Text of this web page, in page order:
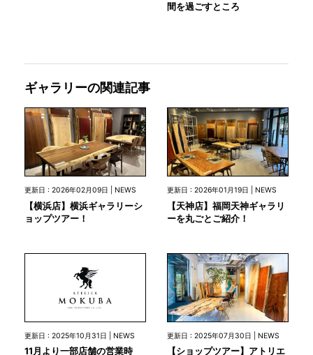
間を過ごすところ
ギャラリーの関連記事
更新日 : 2026年02月09日 | NEWS
【横浜店】横浜ギャラリーシ
ョップツアー！
更新日 : 2026年01月19日 | NEWS
【天神店】福岡天神ギャラリ
ーを丸ごとご紹介！
更新日 : 2025年10月31日 | NEWS
11月より一部店舗の営業時
更新日 : 2025年07月30日 | NEWS
【ショップツアー】アトリエ